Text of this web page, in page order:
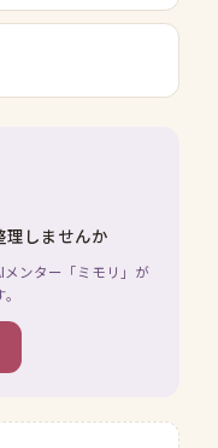
理しませんか
メンター「ミモリ」が